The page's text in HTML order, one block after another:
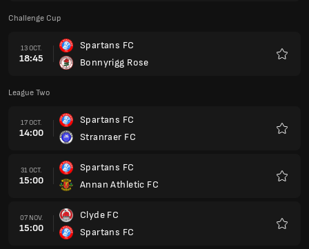
Challenge Cup
13 OCT.
18:45
Spartans FC
Bonnyrigg Rose
League Two
17 OCT.
14:00
Spartans FC
Stranraer FC
31 OCT.
15:00
Spartans FC
Annan Athletic FC
07 NOV.
15:00
Clyde FC
Spartans FC